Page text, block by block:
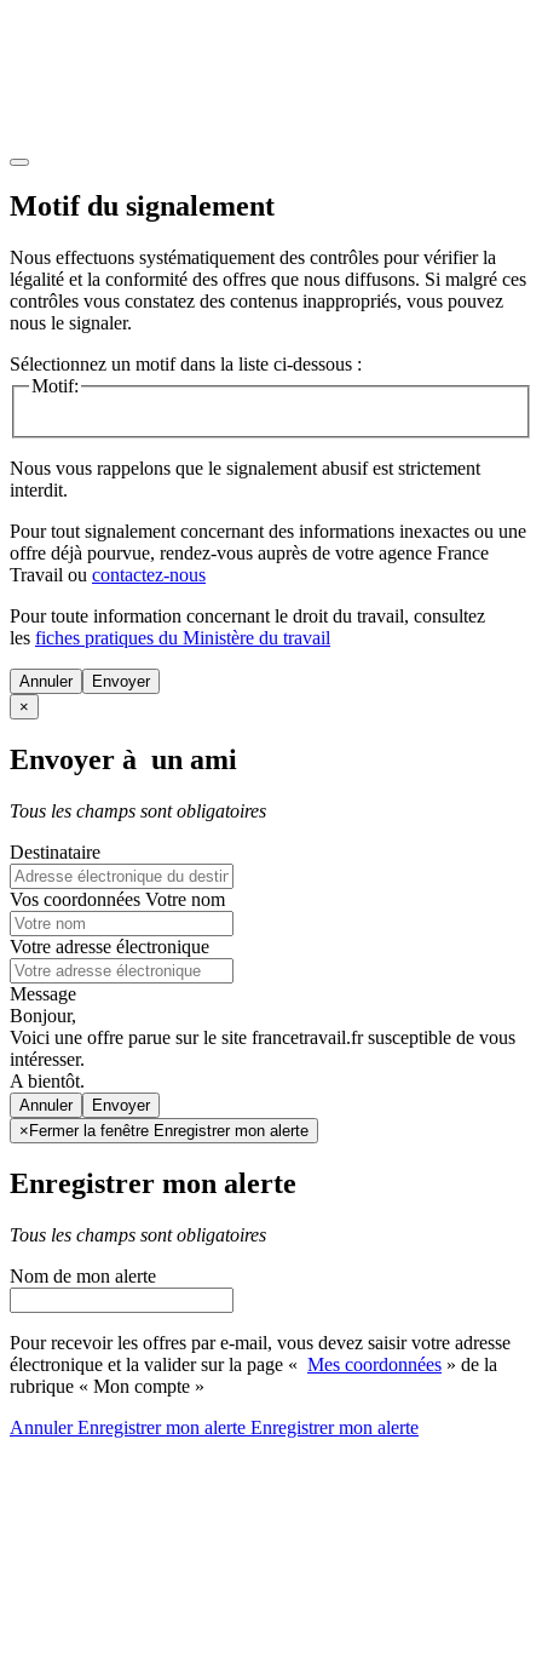
Motif du signalement
Nous effectuons systématiquement des contrôles pour vérifier la
légalité et la conformité des offres que nous diffusons. Si malgré ces
contrôles vous constatez des contenus inappropriés, vous pouvez
nous le signaler.
Sélectionnez un motif dans la liste ci-dessous :
Motif:
Nous vous rappelons que le signalement abusif est strictement
interdit.
Pour tout signalement concernant des informations inexactes ou une
offre déjà pourvue, rendez-vous auprès de votre agence France
Travail ou contactez-nous
Pour toute information concernant le droit du travail, consultez
les fiches pratiques du Ministère du travail
Annuler
×
Envoyer à un ami
Tous les champs sont obligatoires
Destinataire
Vos coordonnées Votre nom
Votre adresse électronique
Message
Bonjour,
Voici une offre parue sur le site francetravail.fr susceptible de vous
intéresser.
A bientôt.
Annuler
× Fermer la fenêtre Enregistrer mon alerte
Enregistrer mon alerte
Tous les champs sont obligatoires
Nom de mon alerte
Pour recevoir les offres par e-mail, vous devez saisir votre adresse
électronique et la valider sur la page « Mes coordonnées » de la
rubrique « Mon compte »
AnnulerEnregistrer mon alerte Enregistrermon alerte